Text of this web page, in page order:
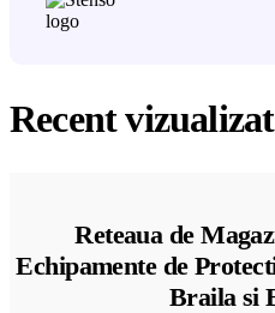
Recent
Reteaua de
Echipamente de
Braila si